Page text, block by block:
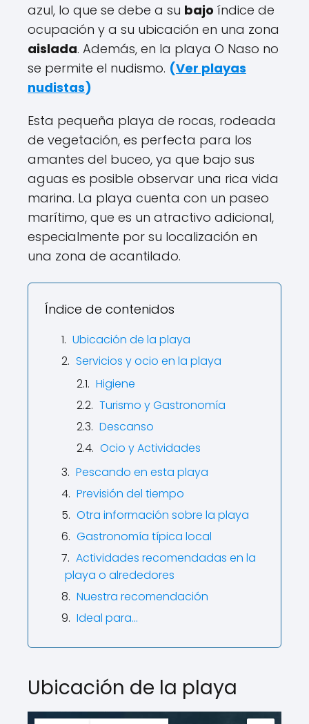
azul, lo que se debe a su bajo índice de
ocupación y a su ubicación en una zona
aislada. Además, en la playa O Naso no
se permite el nudismo. (Ver playas
nudistas)
Esta pequeña playa de rocas, rodeada
de vegetación, es perfecta para los
amantes del buceo, ya que bajo sus
aguas es posible observar una rica vida
marina. La playa cuenta con un paseo
marítimo, que es un atractivo adicional,
especialmente por su localización en
una zona de acantilado.
Índice de contenidos
Ubicación de la playa
Servicios y ocio en la playa
Higiene
Turismo y Gastronomía
Descanso
Ocio y Actividades
Pescando en esta playa
Previsión del tiempo
Otra información sobre la playa
Gastronomía típica local
Actividades recomendadas en la
playa o alrededores
Nuestra recomendación
Ideal para...
Ubicación de la playa